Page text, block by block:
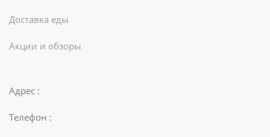
Доставка еды
Акции и обзоры
Адрес :
Телефон :